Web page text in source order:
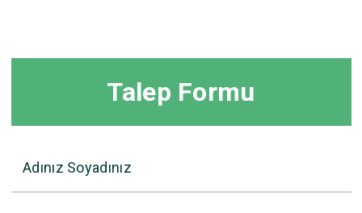
Talep Formu
Adınız Soyadınız